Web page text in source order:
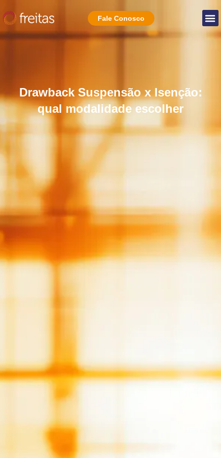
Fale Conosco
Drawback Suspensão x Isenção:
qual modalidade escolher